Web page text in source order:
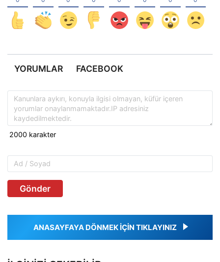
YORUMLAR FACEBOOK
Gönder
ANASAYFAYA DÖNMEK İÇİN TIKLAYINIZ